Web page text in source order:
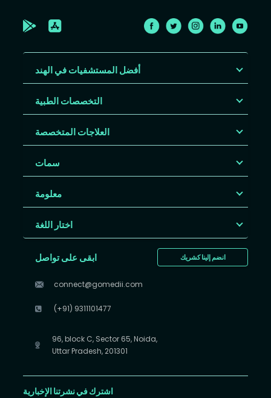
أفضل المستشفيات في الهند
التخصصات الطبية
العلاجات المتخصصة
سمات
معلومة
اختار اللغة
انضم إلينا كشريك ابقى على تواصل
connect@gomedii.com
(+91) 9311101477
96, block C, Sector 65, Noida,
Uttar Pradesh, 201301
اشترك في نشرتنا الإخبارية